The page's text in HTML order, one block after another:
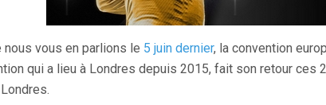
nous vous en parlions le 5 juin dernier, la convention
qui a lieu à Londres depuis 2015, fait son retour ces